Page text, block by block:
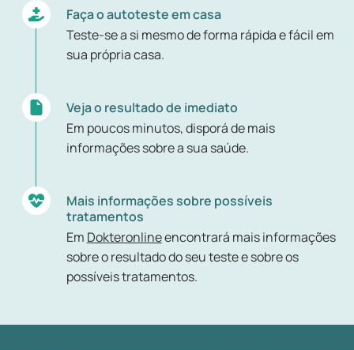
Faça o autoteste em casa
Teste-se a si mesmo de forma rápida e fácil em
sua própria casa.
Veja o resultado de imediato
Em poucos minutos, disporá de mais
informações sobre a sua saúde.
Mais informações sobre possíveis
tratamentos
Em Dokteronlineencontrará mais informações
sobre o resultado do seu teste e sobre os
possíveis tratamentos.